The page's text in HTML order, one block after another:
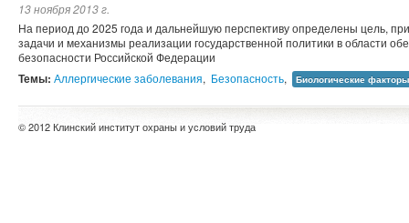
13 ноября 2013 г.
На период до 2025 года и дальнейшую перспективу определены цель,
задачи и механизмы реализации государственной политики в области
безопасности Российской Федерации
Темы: Аллергические заболевания, Безопасность, Биологические факторы
© 2012 Клинский институт охраны и условий труда